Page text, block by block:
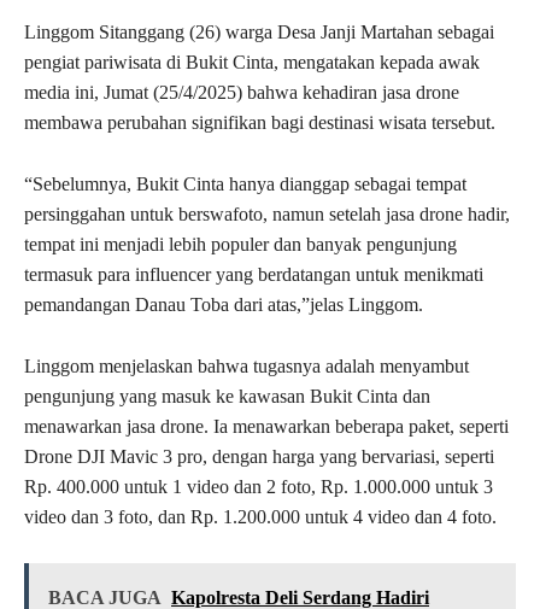
Linggom Sitanggang (26) warga Desa Janji Martahan sebagai
pengiat pariwisata di Bukit Cinta, mengatakan kepada awak
media ini, Jumat (25/4/2025) bahwa kehadiran jasa drone
membawa perubahan signifikan bagi destinasi wisata tersebut.
“Sebelumnya, Bukit Cinta hanya dianggap sebagai tempat
persinggahan untuk berswafoto, namun setelah jasa drone hadir,
tempat ini menjadi lebih populer dan banyak pengunjung
termasuk para influencer yang berdatangan untuk menikmati
pemandangan Danau Toba dari atas,”jelas Linggom.
Linggom menjelaskan bahwa tugasnya adalah menyambut
pengunjung yang masuk ke kawasan Bukit Cinta dan
menawarkan jasa drone. Ia menawarkan beberapa paket, seperti
Drone DJI Mavic 3 pro, dengan harga yang bervariasi, seperti
Rp. 400.000 untuk 1 video dan 2 foto, Rp. 1.000.000 untuk 3
video dan 3 foto, dan Rp. 1.200.000 untuk 4 video dan 4 foto.
BACA JUGA Kapolresta Deli Serdang Hadiri